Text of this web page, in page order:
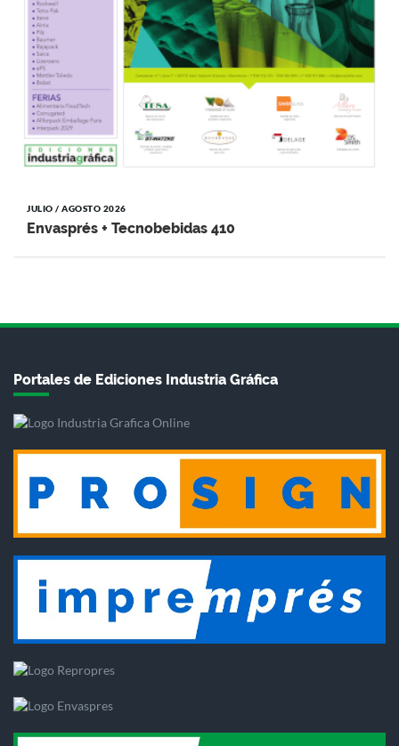
JULIO / AGOSTO 2026
Envasprés + Tecnobebidas 410
Portales de Ediciones Industria Gráfica